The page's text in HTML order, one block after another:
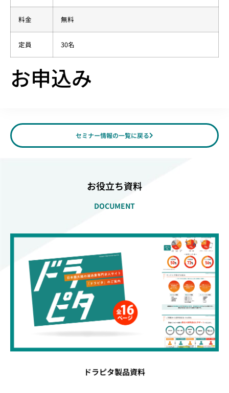
料金 無料
定員 30名
お申込み
セミナー情報の一覧に戻る
お役立ち資料
DOCUMENT
ドラピタ製品資料